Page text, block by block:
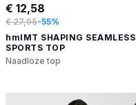
€ 12,58
€ 27,95-55%
hmlMT SHAPING SEAMLESS
SPORTS TOP
Naadloze top